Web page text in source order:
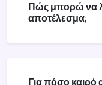
Πώς μπορώ να
αποτέλεσμα;
Για πόσο καιρό